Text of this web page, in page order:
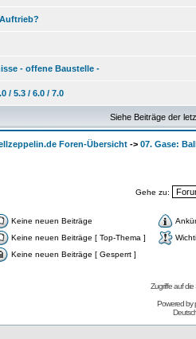
- offene Baustelle -
/ 5.3 / 6.0 / 7.0
Siehe Beiträge der
Foren-Übersicht -> 07. Gase:
Gehe zu:
Keine neuen Beiträge
Keine neuen Beiträge [ Top-Thema ]
Keine neuen Beiträge [ Gesperrt ]
Zugriffe auf
Powered by